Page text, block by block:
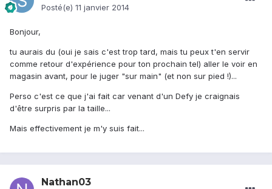
Posté(e) 11 janvier 2014
Bonjour,
tu aurais du (oui je sais c'est trop tard, mais tu peux t'en servir
comme retour d'expérience pour ton prochain tel) aller le voir en
magasin avant, pour le juger "sur main" (et non sur pied !)...
Perso c'est ce que j'ai fait car venant d'un Defy je craignais
d'être surpris par la taille...
Mais effectivement je m'y suis fait...
Nathan03